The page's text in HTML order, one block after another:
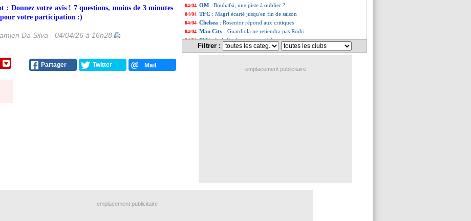
: Donnez votre avis ! 7 questions, moins de 3 minutes
votre participation :)
Da Silva - 04/04/26 à 16h28
Partager Twitter Mail
04/04 OM : Bouhafsi, une piste à oublier ?
04/04 TFC : Magri écarté jusqu'en fin de saison
04/04 Chelsea : Rosenior répond aux critiques
04/04 Man City : Guardiola ne retiendra pas Rodri
04/04 PSG: Luis Enrique rassure Safonov
VIDEO : la blague d'Hakimi à Campos
Liste des brèves du jeu. 2 avril 2026
Filtrer :
emplacement publicitaire
emplacement publicitaire